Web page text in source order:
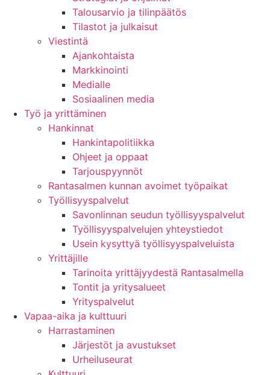
Talousarvio ja tilinpäätös
Tilastot ja julkaisut
Viestintä
Ajankohtaista
Markkinointi
Medialle
Sosiaalinen media
Työ ja yrittäminen
Hankinnat
Hankintapolitiikka
Ohjeet ja oppaat
Tarjouspyynnöt
Rantasalmen kunnan avoimet työpaikat
Työllisyyspalvelut
Savonlinnan seudun työllisyyspalvelut
Työllisyyspalvelujen yhteystiedot
Usein kysyttyä työllisyyspalveluista
Yrittäjille
Tarinoita yrittäjyydestä Rantasalmella
Tontit ja yritysalueet
Yrityspalvelut
Vapaa-aika ja kulttuuri
Harrastaminen
Järjestöt ja avustukset
Urheiluseurat